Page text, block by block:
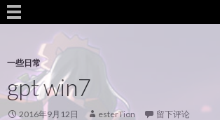
一些日常
gpt win7
2016年9月12日 esterTion 留下评论